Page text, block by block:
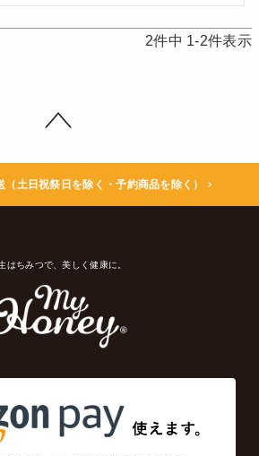
2件中 1-2件表示
土日祝祭日を除く・予約商品を除く）
はちみつで、美しく健康に。